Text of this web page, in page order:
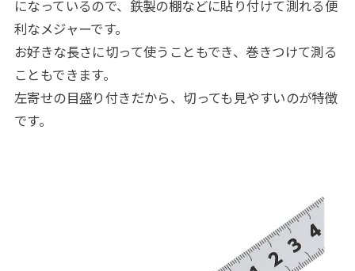
になっているので、鉄製の棚などに貼り付けて測れる便
利なメジャーです。
お好きな長さに切って使うこともでき、巻きつけて測る
こともできます。
左寄せの目盛り付きだから、切っても見やすいのが特徴
です。